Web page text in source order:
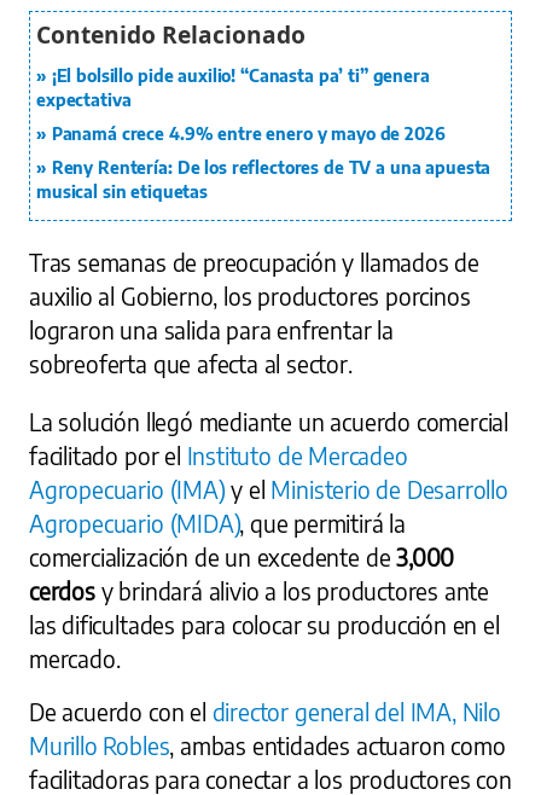
¡El bolsillo pide auxilio! “Canasta pa’ ti” genera
expectativa
Panamá crece 4.9% entre enero y mayo de 2026
Reny Rentería: De los reflectores de TV a una apuesta
musical sin etiquetas
Tras semanas de preocupación y llamados de
auxilio al Gobierno, los productores porcinos
lograron una salida para enfrentar la
sobreoferta que afecta al sector.
La solución llegó mediante un acuerdo comercial
facilitado por el Instituto de Mercadeo
Agropecuario (IMA)y el Ministerio de Desarrollo
Agropecuario (MIDA), que permitirá la
comercialización de un excedente de3,000
cerdosy brindará alivio a los productores ante
las dificultades para colocar su producción en el
mercado.
De acuerdo con el director general del IMA, Nilo
Murillo Robles , ambas entidades actuaron como
facilitadoras para conectar a los productores con